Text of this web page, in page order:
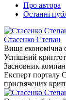
Про автора
Останні
Стасенко Степан
Вища економічна
Успішний
Засновник
Експерт порталу
присвячених